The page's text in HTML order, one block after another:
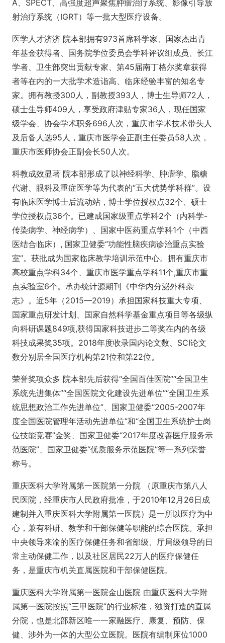
A、SPECT、高强度超声聚焦肿瘤治疗系统、影像引导放
射治疗系统（IGRT）等一批大型医疗设备。
医学人才济济 院本部拥有973首席科学家、国家杰出青
年基金获得者、国务院学位委员会学科评议组成员、长江
学者、卫生部突出贡献专家、第45届南丁格尔奖章获得
者等在内的一大批学术造诣高、临床经验丰富的知名专
家。拥有教授300人，副教授393人，博士生导师72人，
硕士生导师409人，享受政府津贴专家36人，现任国家
级学会、协会学术职务696人次，重庆市学术技术带头人
及后备人选95人，重庆市医学会正副主任委员58人次，
重庆市医师协会正副会长50人次。
科教成效显著 院本部形成了以神经科学、肿瘤学、脂糖
代谢、眼科及重症医学等为代表的“五大优势学科群”。设
有临床医学博士后流动站，博士学位授权点32个、硕士
学位授权点36个。已建成国家级重点学科2个（内科学-
传染病学、神经病学）、国家中医药重点学科1个（中西
医结合临床）, 国家卫健委“功能性脑疾病诊治重点实验
室”。获批成为国家临床教学培训示范中心。拥有重庆市
高校重点学科34个、重庆市医学重点学科11个,重庆市重
点实验室6个。承办统计源期刊《中华内分泌外科杂
志》。近5年（2015—2019）承担国家科技重大专项、
国家重点研发计划、国家自然科学基金重点项目等各级纵
向科研课题849项,获得国家科技进步二等奖在内的各级
科技成果奖35项。2018年度收录国内论文数、SCI论文
数分别居全国医疗机构第21位和第22位。
荣誉奖项众多 院本部先后获得“全国百佳医院”“全国卫生
系统先进集体”“全国医院文化建设先进单位”“全国卫生系
统思想政治工作先进单位”、国家卫健委“2005-2007年
度全国医院管理年活动先进单位”和“全国卫生系统护士岗
位技能竞赛”金奖、国家卫健委“2017年度改善医疗服务示
范医院”、国家卫健委“优质服务示范医院”等一系列荣誉
称号。
重庆医科大学附属第一医院第一分院 （原重庆市第八人
民医院，经重庆市人民政府批准，于2010年12月26日成
建制并入重庆医科大学附属第一医院）是一所以医疗为中
心，兼有科研、教学和干部保健等职能的综合医院。承担
中央领导来渝的医疗保健任务和省部级、厅局级领导的日
常主动保健工作，以及社区居民22万人的医疗保健任
务，是重庆市机关直属医院和干部保健医院。
重庆医科大学附属第一医院金山医院 由重庆医科大学附
属第一医院按照“三甲医院”的行业标准，独资打造的直属
分院，也是北部新区唯一一家融医疗、康复、预防、保
健、涉外为一体的大型公立医院。医院有编制床位1000